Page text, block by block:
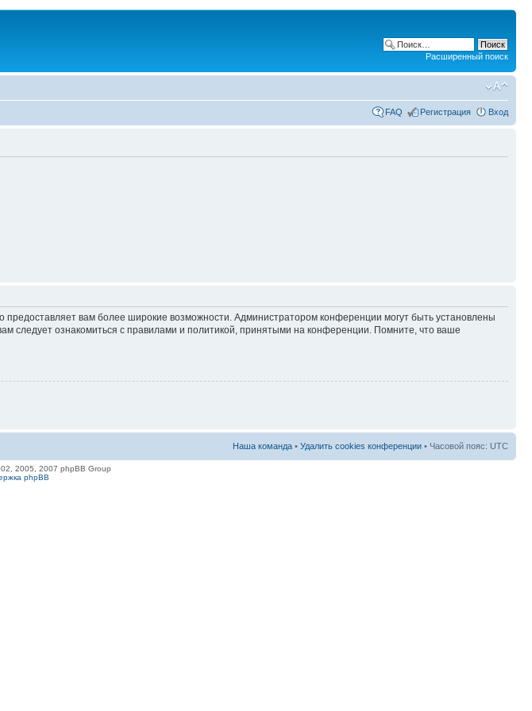
Расширенный поиск
FAQ Регистрация Вход
вам более широкие возможности. Администратором конференции могут быть установлены
следует ознакомиться с правилами и политикой, принятыми на конференции. Помните, что ваше
Наша команда • Удалить cookies конференции • Часовой пояс: UTC
2005, 2007 phpBB Group
phpBB